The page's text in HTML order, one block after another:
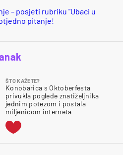
– posjeti rubriku "Ubaci u
pitanje!
ŠTO KAŽETE?
Konobarica s Oktoberfesta
privukla poglede znatiželjnika
jednim potezom i postala
miljenicom interneta